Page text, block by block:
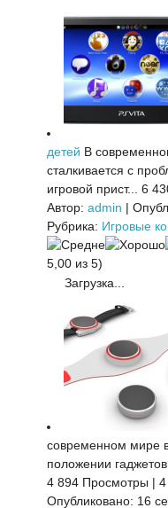
детей В
сталкивается с
игровой прист...
6
Автор: admin |
Рубрика: Игровые
5,00 из 5)
Загрузка...
современном мире
положении
4 894 Просмотры |
Опубликовано: 16